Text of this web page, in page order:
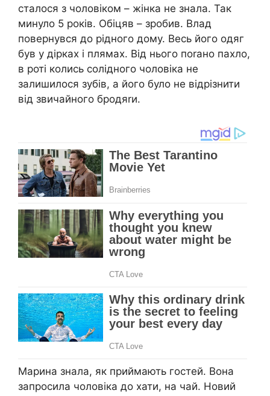
сталося з чоловіком – жінка не знала. Так
минуло 5 років. Обіцяв – зробив. Влад
повернувся до рідного дому. Весь його одяг
був у дірках і плямах. Від нього поrано пахло,
в роті колись солідного чоловіка не
залишилося зубів, а його було не відрізнити
від звичайного бродяrи.
Марина знала, як приймають гостей. Вона
запросила чоловіка до хати, на чай. Новий